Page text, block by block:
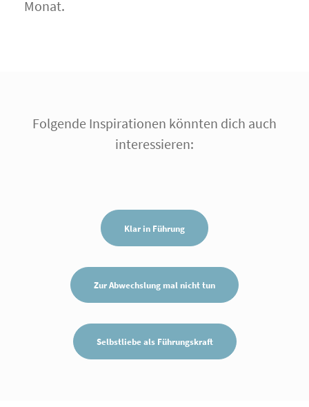
Monat.
Folgende Inspirationen könnten dich auch
interessieren:
Klar in Führung
Zur Abwechslung mal nicht tun
Selbstliebe als Führungskraft